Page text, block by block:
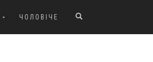
ЧОЛОВІЧЕ